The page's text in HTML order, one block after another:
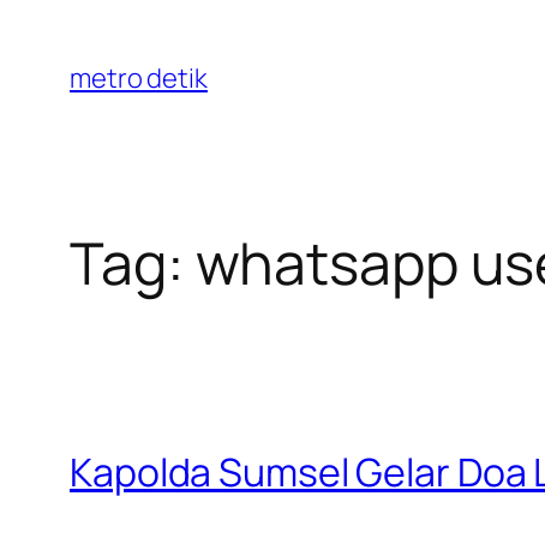
content
metro detik
Tag: whatsapp
Kapolda Sumsel Gelar